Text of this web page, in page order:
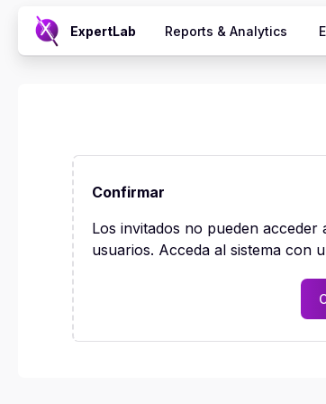
ExpertLab Reports & Analytics
Confirmar
Los invitados no pueden acceder
usuarios. Acceda al sistema con